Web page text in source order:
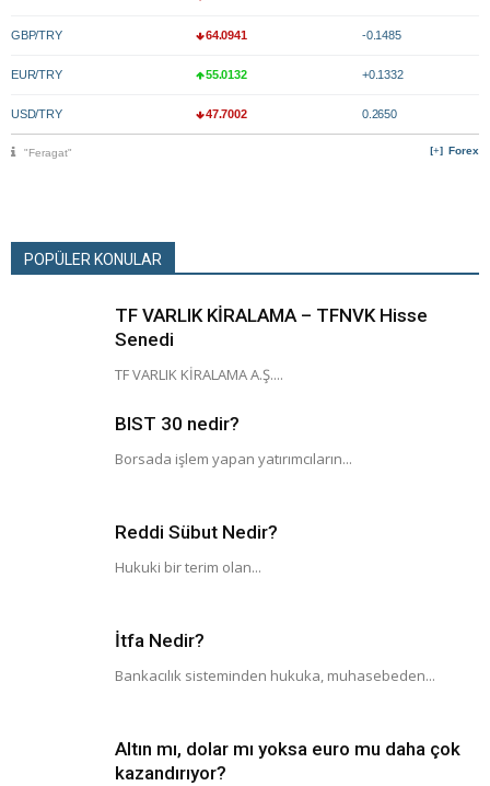
GBP/TRY 64.0941 -0.1485
EUR/TRY 55.0132 +0.1332
USD/TRY 47.7002 0.2650
Forex
"Feragat"
POPÜLER KONULAR
TF VARLIK KİRALAMA – TFNVK Hisse
Senedi
TF VARLIK KİRALAMA A.Ş....
BIST 30 nedir?
Borsada işlem yapan yatırımcıların...
Reddi Sübut Nedir?
Hukuki bir terim olan...
İtfa Nedir?
Bankacılık sisteminden hukuka, muhasebeden...
Altın mı, dolar mı yoksa euro mu daha çok
kazandırıyor?